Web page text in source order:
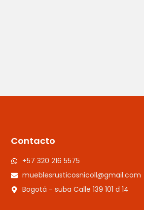
Contacto
+57 320 216 5575
mueblesrusticosnicoll@gmail.com
Bogotá - suba Calle 139 101 d 14